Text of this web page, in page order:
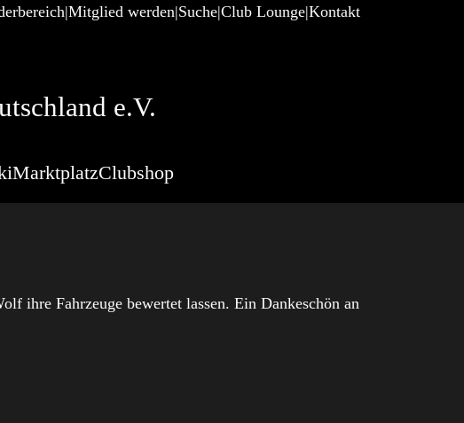
Mitglied werden Suche Club Lounge Kontakt
e.V.
MarktplatzClubshop
ihre Fahrzeuge bewertet lassen. Ein Dankeschön an